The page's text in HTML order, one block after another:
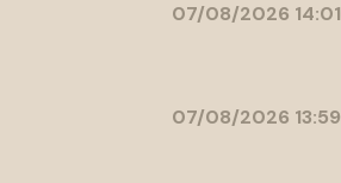
07/08/2026 14:01
07/08/2026 13:59